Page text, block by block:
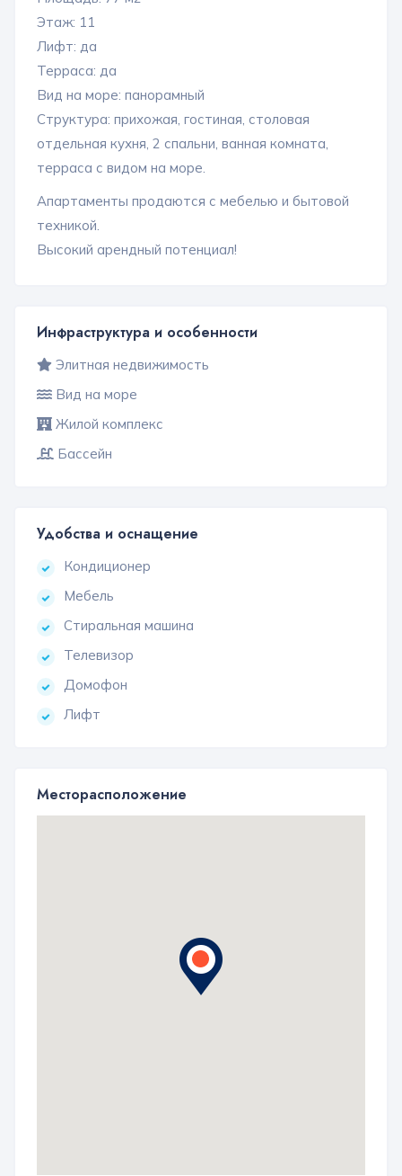
Этаж: 11
Лифт: да
Терраса: да
Вид на море: панорамный
Структура: прихожая, гостиная, столовая
отдельная кухня, 2 спальни, ванная комната,
терраса с видом на море.
Апартаменты продаются с мебелью и бытовой
техникой.
Высокий арендный потенциал!
Инфраструктура и особенности
Элитная недвижимость
Вид на море
Жилой комплекс
Бассейн
Удобства и оснащение
Кондиционер
Мебель
Стиральная машина
Телевизор
Домофон
Лифт
Месторасположение